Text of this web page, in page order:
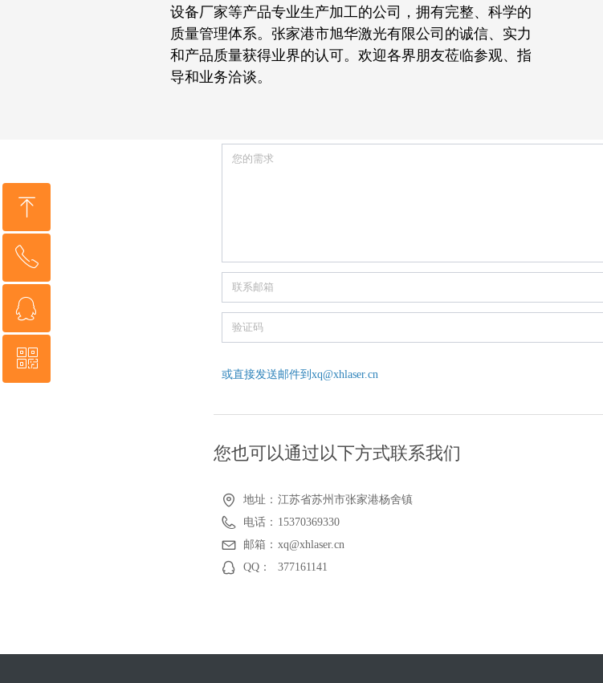
快速提交您的需求
或直接发送邮件到xq@xhlaser.cn
您也可以通过以下方式联系我们
设备厂家等产品专业生产加工的公司，拥有完整、科学的
质量管理体系。张家港市旭华激光有限公司的诚信、实力
和产品质量获得业界的认可。欢迎各界朋友莅临参观、指
导和业务洽谈。
地址： 江苏省苏州市张家港杨舍镇
电话： 15370369330
邮箱： xq@xhlaser.cn
QQ：
377161141
ꁸ
回到顶部
ꂅ
15370369330
ꁗ
QQ客服
ꀥ